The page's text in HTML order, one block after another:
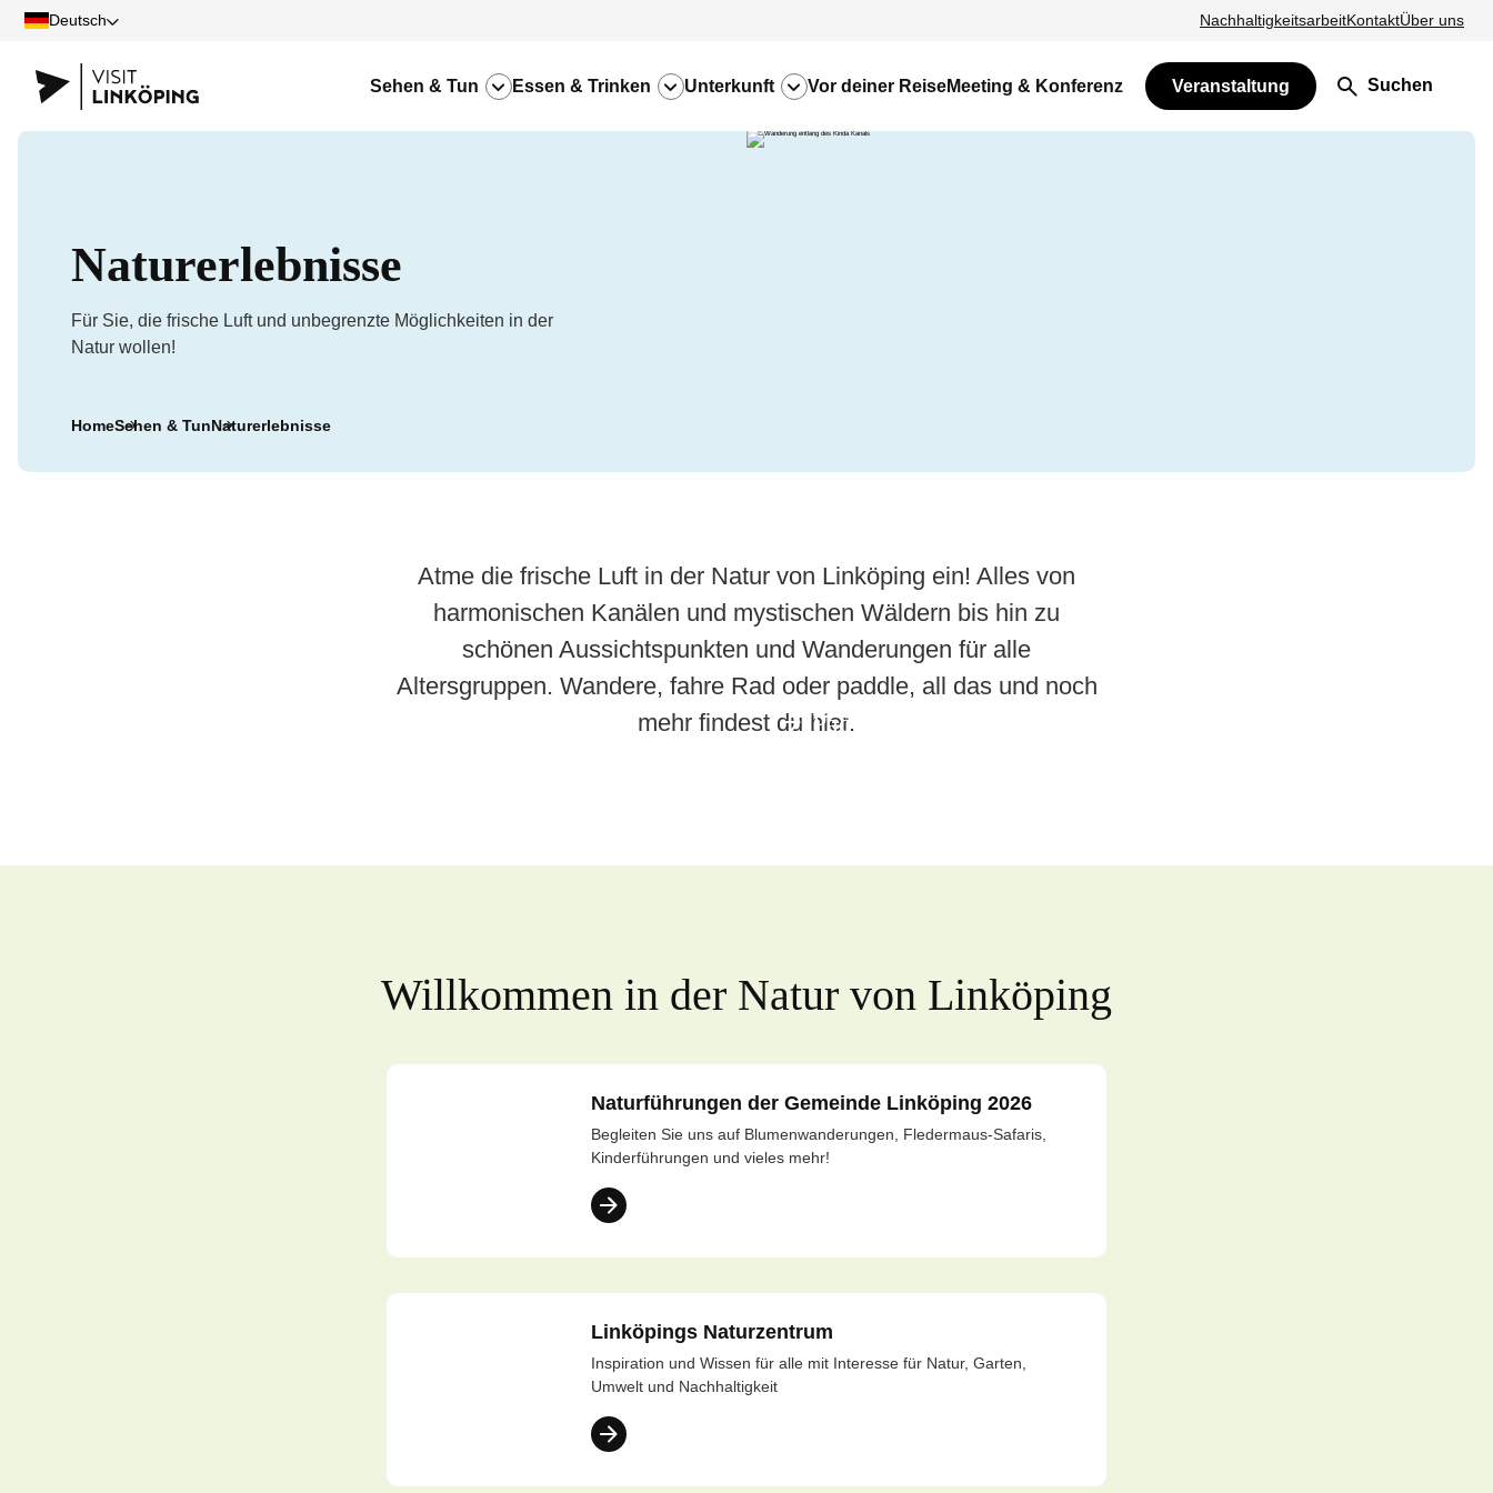
Deutsch NachhaltigkeitsarbeitKontaktÜber uns
Sehen & Tun Essen & Trinken Unterkunft Vor deiner ReiseMeeting & Konferenz Veranstaltung Suchen
Naturerlebnisse
Für Sie, die frische Luft und unbegrenzte Möglichkeiten in der
Natur wollen!
HomeSehen & TunNaturerlebnisse
Atme die frische Luft in der Natur von Linköping ein! Alles von
harmonischen Kanälen und mystischen Wäldern bis hin zu
schönen Aussichtspunkten und Wanderungen für alle
Altersgruppen. Wandere, fahre Rad oder paddle, all das und noch
mehr findest du hier.Paddeln in Linköping
Tipps für den Ausflug in die Natur
Willkommen in der Natur von Linköping
Naturführungen der Gemeinde Linköping 2026
Begleiten Sie uns auf Blumenwanderungen, Fledermaus-Safaris,
Kinderführungen und vieles mehr!
Linköpings Naturzentrum
Inspiration und Wissen für alle mit Interesse für Natur, Garten,
Umwelt und Nachhaltigkeit